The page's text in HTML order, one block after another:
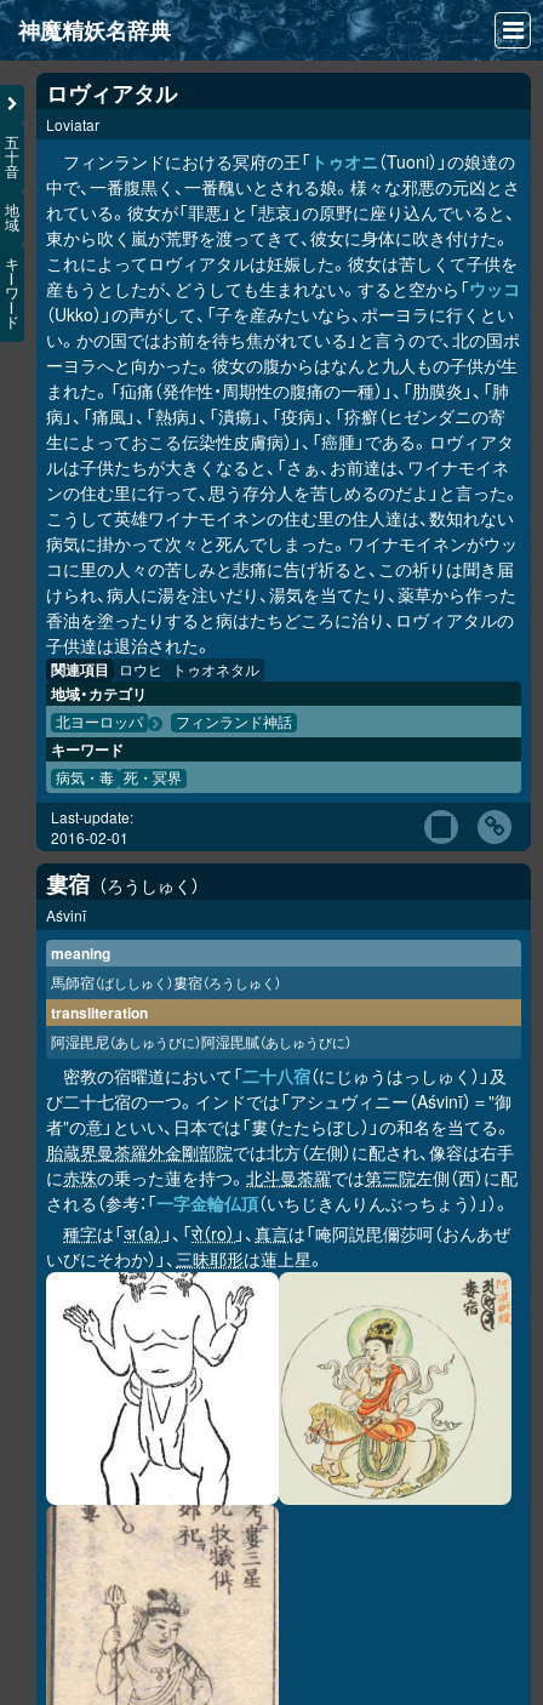
神魔精妖名辞典
NEWS
INFO
文献
検索
凖項目
画像資料便覧
LINK
五
十
音
地
域
キ
ワ
ド
ロヴィアタル
Loviatar
フィンランドにおける冥府の王「 トゥオニ（Tuoni）」の娘達の
中で、一番腹黒く、一番醜いとされる娘。様々な邪悪の元凶とさ
れている。彼女が「罪悪」と「悲哀」の原野に座り込んでいると、
東から吹く嵐が荒野を渡ってきて、彼女に身体に吹き付けた。
これによってロヴィアタルは妊娠した。彼女は苦しくて子供を
産もうとしたが、どうしても生まれない。すると空から「ウッコ
（Ukko）」の声がして、「子を産みたいなら、ポーヨラに行くとい
い。かの国ではお前を待ち焦がれている」と言うので、北の国ポ
ーヨラへと向かった。彼女の腹からはなんと九人もの子供が生
まれた。「疝痛（発作性・周期性の腹痛の一種）」、「肋膜炎」、「肺
病」、「痛風」、「熱病」、「潰瘍」、「疫病」、「疥癬（ヒゼンダニの寄
生によっておこる伝染性皮膚病）」、「癌腫」である。ロヴィアタ
ルは子供たちが大きくなると、「さぁ、お前達は、ワイナモイネ
ンの住む里に行って、思う存分人を苦しめるのだよ」と言った。
こうして英雄ワイナモイネンの住む里の住人達は、数知れない
病気に掛かって次々と死んでしまった。ワイナモイネンがウッ
コに里の人々の苦しみと悲痛に告げ祈ると、この祈りは聞き届
けられ、病人に湯を注いだり、湯気を当てたり、薬草から作った
香油を塗ったりすると病はたちどころに治り、ロヴィアタルの
子供達は退治された。
関連項目 ロウヒ トゥオネタル
地域・カテゴリ
北ヨーロッパ フィンランド神話
キーワード
病気・毒 死・冥界
Last-update:
2016-02-01
婁宿 ろうしゅく
Aśvinī
meaning
馬師宿（ばししゅく）婁宿（ろうしゅく）
transliteration
阿湿毘尼（あしゅうびに）阿湿毘膩（あしゅうびに）
密教の宿曜道において「二十八宿（にじゅうはっしゅく）」及
び二十七宿の一つ。インドでは「アシュヴィニー（Aśvinī）＝"御
者"の意」といい、日本では「婁（たたらぼし）」の和名を当てる。
胎蔵界曼荼羅外金剛部院では北方（左側）に配され、像容は右手
に赤珠の乗った蓮を持つ。 北斗曼荼羅では第三院左側（西）に配
される（参考：「一字金輪仏頂（いちじきんりんぶっちょう）」）。
種字は「अ（a） 」、「रो（ro） 」、真言は「唵阿説毘儞莎呵（おんあぜ
いびにそわか）」、三昧耶形は蓮上星。